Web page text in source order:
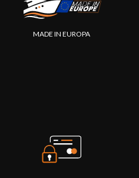
MADE IN EUROPA